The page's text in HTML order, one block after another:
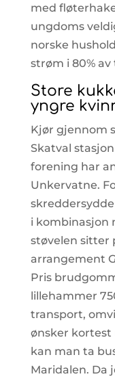
med
ungdoms
norske
strøm i 80%
Store
yngre
Kjør gjennom
Skatval
forening har
Unkervatne.
i kombinasjon
støvelen sitter
arrangement
Pris
lillehammer
transport,
ønsker kortest
kan man ta
Maridalen. Da